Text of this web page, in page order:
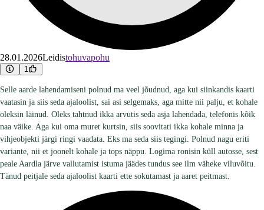
28.01.2026Leidistohuvapohu
1
Selle aarde lahendamiseni polnud ma veel jõudnud, aga kui siinkandis kaarti
vaatasin ja siis seda ajaloolist, sai asi selgemaks, aga mitte nii palju, et kohale
oleksin läinud. Oleks tahtnud ikka arvutis seda asja lahendada, telefonis kõik
naa väike. Aga kui oma muret kurtsin, siis soovitati ikka kohale minna ja
vihjeobjekti järgi ringi vaadata. Eks ma seda siis tegingi. Polnud nagu eriti
variante, nii et joonelt kohale ja tops näppu. Logima ronisin küll autosse, sest
peale Aardla järve vallutamist istuma jäädes tundus see ilm väheke viluvõitu.
Tänud peitjale seda ajaloolist kaarti ette sokutamast ja aaret peitmast.